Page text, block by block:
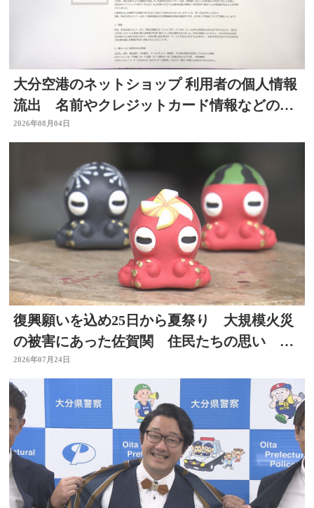
大分空港のネットショップ 利用者の個人情報
流出 名前やクレジットカード情報などの可
能性 大分
2026年08月04日
復興願いを込め25日から夏祭り 大規模火災
の被害にあった佐賀関 住民たちの思い 大
分
2026年07月24日